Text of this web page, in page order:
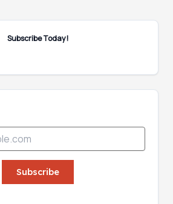
Subscribe Today!
m
a
i
l
Subscribe